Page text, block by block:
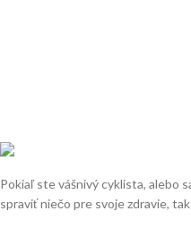
Pokiaľ ste vášnivý cyklista, alebo
spraviť niečo pre svoje zdravie,